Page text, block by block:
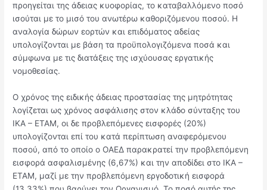
προηγείται της άδειας κυοφορίας, το καταβαλλόμενο ποσό
ισούται με το μισό του ανωτέρω καθοριζόμενου ποσού. Η
αναλογία δώρων εορτών και επιδόματος αδείας
υπολογίζονται με βάση τα προϋπολογιζόμενα ποσά και
σύμφωνα με τις διατάξεις της ισχύουσας εργατικής
νομοθεσίας.
Ο χρόνος της ειδικής άδειας προστασίας της μητρότητας
λογίζεται ως χρόνος ασφάλισης στον κλάδο σύνταξης του
ΙΚΑ – ΕΤΑΜ, οι δε προβλεπόμενες εισφορές (20%)
υπολογίζονται επί του κατά περίπτωση αναφερόμενου
ποσού, από το οποίο ο ΟΑΕΔ παρακρατεί την προβλεπόμενη
εισφορά ασφαλισμένης (6,67%) και την αποδίδει στο ΙΚΑ –
ΕΤΑΜ, μαζί με την προβλεπόμενη εργοδοτική εισφορά